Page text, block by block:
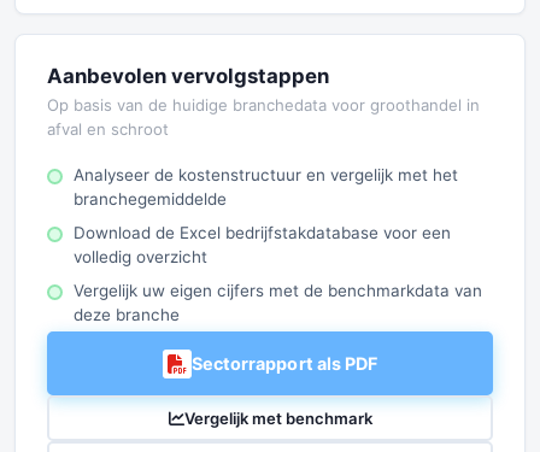
Aanbevolen vervolgstappen
Op basis van de huidige branchedata voor groothandel in
afval en schroot
Analyseer de kostenstructuur en vergelijk met het
branchegemiddelde
Download de Excel bedrijfstakdatabase voor een
volledig overzicht
Vergelijk uw eigen cijfers met de benchmarkdata van
deze branche
Sectorrapport als PDF
Vergelijk met benchmark